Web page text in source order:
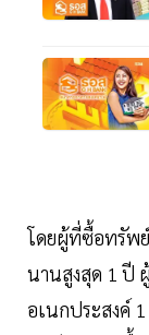
โดยผู้ที่ซื้อทรัพ
นานสูงสุด 1 ปี
อเนกประสงค์